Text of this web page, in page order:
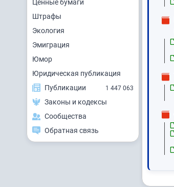
Ценные бумаги
Штрафы
Экология
Эмиграция
Юмор
Юридическая публикация
Публикации
1 447 063
Законы и кодексы
Сообщества
Обратная связь